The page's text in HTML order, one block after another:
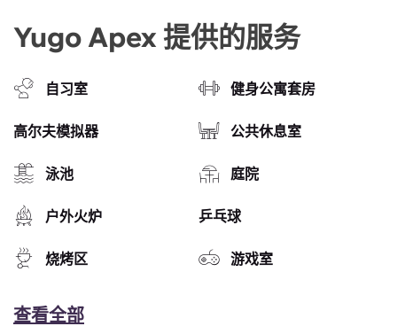
Yugo Apex 提供的服务
自习室 健身公寓套房
高尔夫模拟器 公共休息室
泳池 庭院
户外火炉 乒乓球
烧烤区 游戏室
查看全部